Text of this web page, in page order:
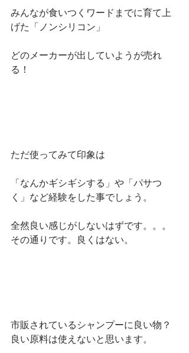
みんなが食いつくワードまでに育て上
げた「ノンシリコン」
どのメーカーが出していようが売れ
る！
ただ使ってみて印象は
「なんかギシギシする」や「パサつ
く」など経験をした事でしょう。
全然良い感じがしないはずです。。。
その通りです。良くはない。
市販されているシャンプーに良い物？
良い原料は使えないと思います。